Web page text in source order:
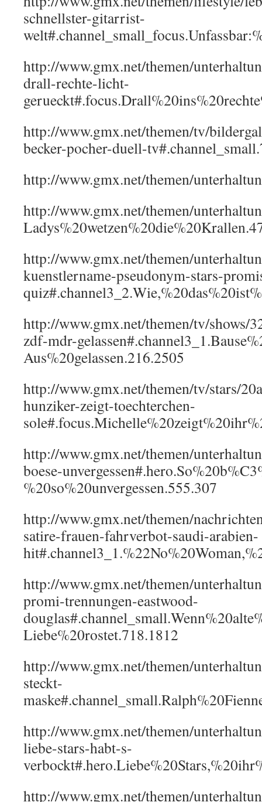
schnellster-gitarrist-
http://www.gmx.net/themen/
drall-rechte-licht-
http://www.gmx.net/themen/tv/
becker-pocher-duell-
http://www.gmx.net/themen/
http://www.gmx.net/themen/
http://www.gmx.net/themen/
kuenstlername-pseudonym-stars-
http://www.gmx.net/themen/tv/shows/
zdf-mdr-
Aus%20gelassen.216.2505
http://www.gmx.net/themen/tv/stars/
hunziker-zeigt-toechterchen-
http://www.gmx.net/themen/
boese-
%20so%20unvergessen.555.307
http://www.gmx.net/themen/
satire-frauen-fahrverbot-saudi-arabien-
http://www.gmx.net/themen/
promi-trennungen-eastwood-
Liebe%20rostet.718.1812
http://www.gmx.net/themen/
steckt-
http://www.gmx.net/themen/
liebe-stars-habt-s-
http://www.gmx.net/themen/